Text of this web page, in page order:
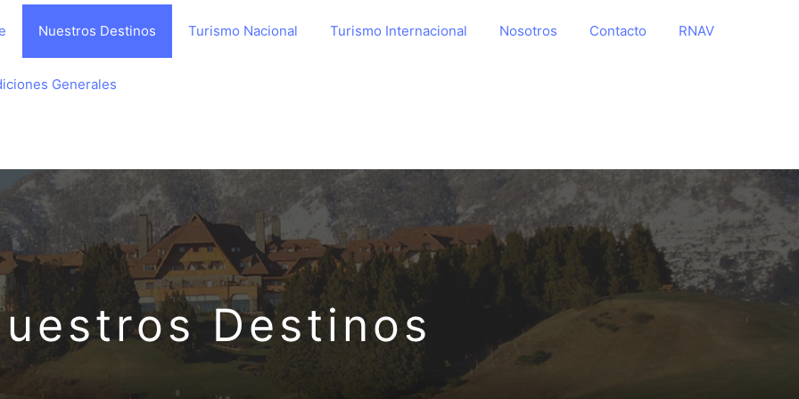
Nuestros Destinos Turismo Nacional Turismo Internacional Nosotros Contacto RNAV
Generales
Destinos